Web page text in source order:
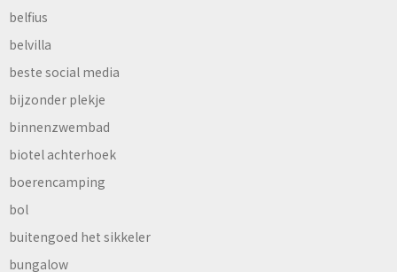
belfius
belvilla
beste social media
bijzonder plekje
binnenzwembad
biotel achterhoek
boerencamping
bol
buitengoed het sikkeler
bungalow